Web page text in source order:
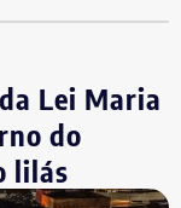
Lei Maria
do
lilás